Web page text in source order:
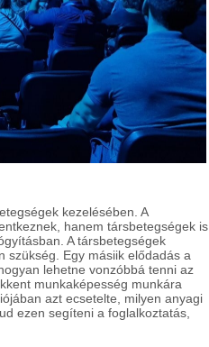
kezelésében. A
hanem társbetegségek is
A társbetegségek
szükség. Egy másiik elődadás a
lehetne vonzóbbá tenni az
munkaképesség munkára
azt ecsetelte, milyen anyagi
ezen segíteni a foglalkoztatás,